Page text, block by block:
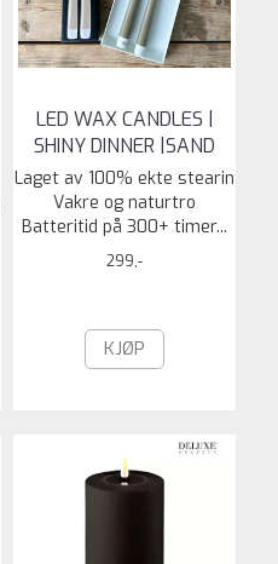
LED WAX CANDLES |
SHINY DINNER |SAND
Laget av 100% ekte stearin
Vakre og naturtro
Batteritid på 300+ timer...
299,-
KJØP